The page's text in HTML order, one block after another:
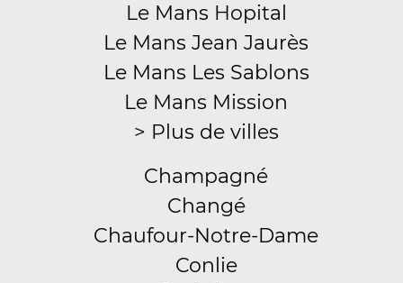
Le Mans Hopital
Le Mans Jean Jaurès
Le Mans Les Sablons
Le Mans Mission
> Plus de villes
Champagné
Changé
Chaufour-Notre-Dame
Conlie